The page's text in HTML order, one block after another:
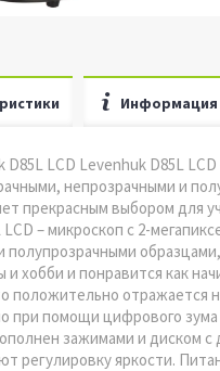
Информация
LCD Levenhuk D85L
непрозрачными и
прекрасным выбором для
– микроскоп с 2-
хобби и понравится как
положительно отражается
при помощи цифрового
зажимами и диском
регулировку яркости.